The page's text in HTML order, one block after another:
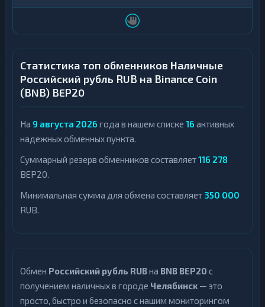
Статистика топ обменников Наличные
Российский рубль RUB на Binance Coin
(BNB) BEP20
На 9 августа 2026 года в нашем списке 16 активных
надежных обменных пункта.
Суммарный резерв обменников составляет116 278
BEP20.
Минимальная сумма для обмена составляет 350 000
RUB.
Обмен Российский рубль RUBна BNB BEP20 с
получением наличных в городе Челябинск — это
просто, быстро и безопасно с нашим мониторингом